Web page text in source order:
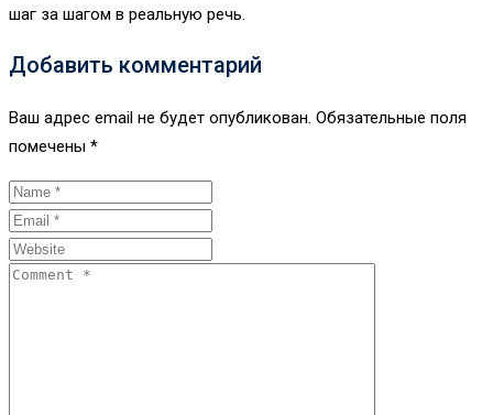
шаг за шагом в реальную речь.
Добавить комментарий
Ваш адрес email не будет опубликован. Обязательные поля
помечены *